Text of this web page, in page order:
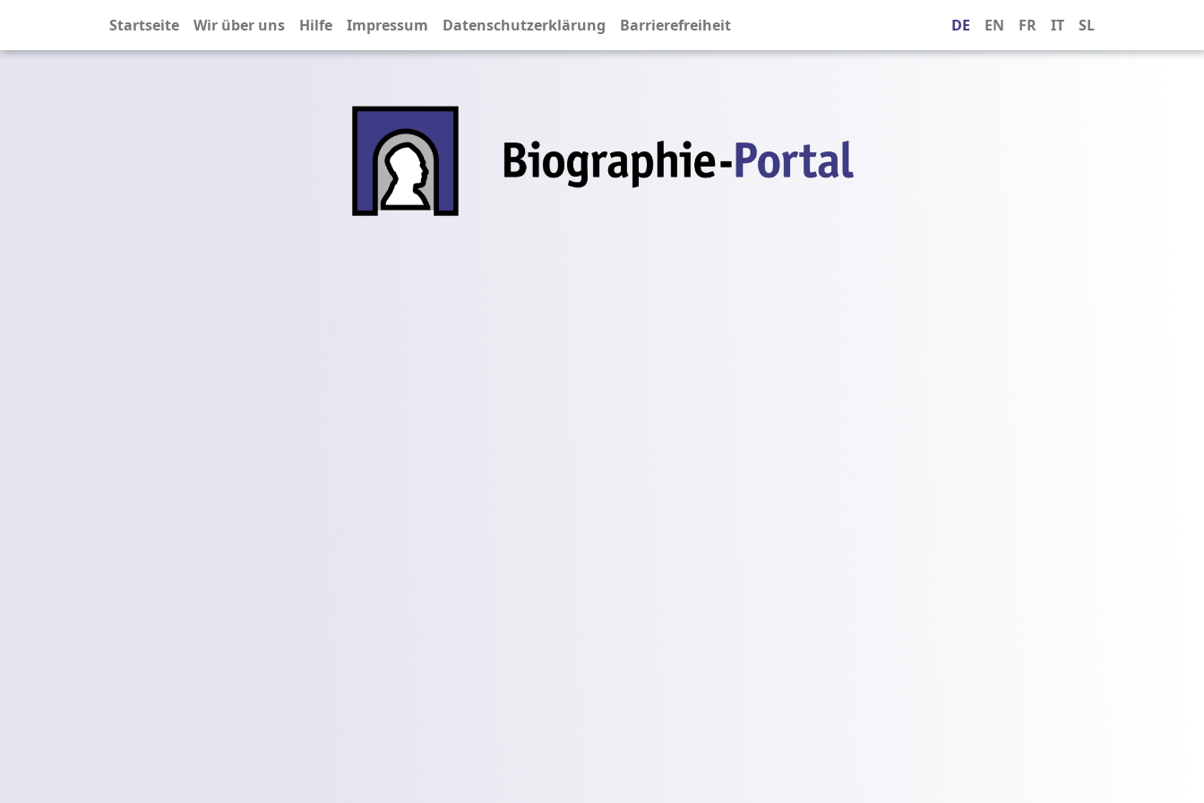
Startseite Wir über uns Hilfe Impressum Datenschutzerklärung Barrierefreiheit DE EN FR IT SL